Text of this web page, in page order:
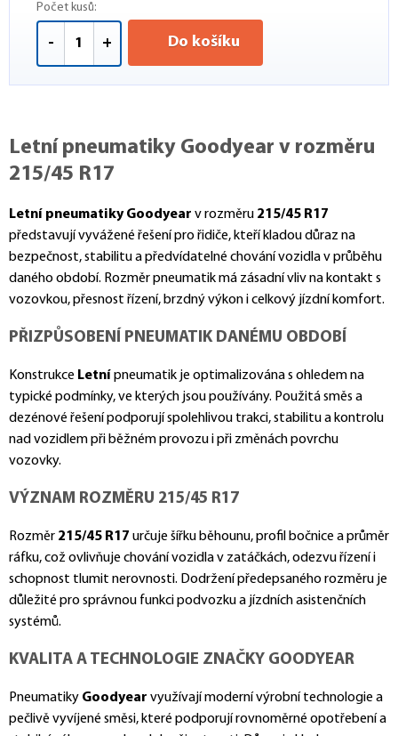
Počet kusů:
- + Do košíku
Letní pneumatiky Goodyear v rozměru
215/45 R17
Letní pneumatiky Goodyear v rozměru 215/45 R17
představují vyvážené řešení pro řidiče, kteří kladou důraz na
bezpečnost, stabilitu a předvídatelné chování vozidla v průběhu
daného období. Rozměr pneumatik má zásadní vliv na kontakt s
vozovkou, přesnost řízení, brzdný výkon i celkový jízdní komfort.
PŘIZPŮSOBENÍ PNEUMATIK DANÉMU OBDOBÍ
Konstrukce Letní pneumatik je optimalizována s ohledem na
typické podmínky, ve kterých jsou používány. Použitá směs a
dezénové řešení podporují spolehlivou trakci, stabilitu a kontrolu
nad vozidlem při běžném provozu i při změnách povrchu
vozovky.
VÝZNAM ROZMĚRU 215/45 R17
Rozměr 215/45 R17 určuje šířku běhounu, profil bočnice a průměr
ráfku, což ovlivňuje chování vozidla v zatáčkách, odezvu řízení i
schopnost tlumit nerovnosti. Dodržení předepsaného rozměru je
důležité pro správnou funkci podvozku a jízdních asistenčních
systémů.
KVALITA A TECHNOLOGIE ZNAČKY GOODYEAR
Pneumatiky Goodyear využívají moderní výrobní technologie a
pečlivě vyvíjené směsi, které podporují rovnoměrné opotřebení a